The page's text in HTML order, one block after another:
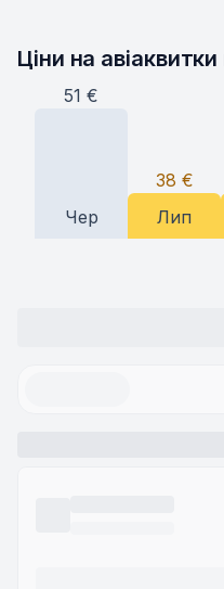
Ціни на
51 €
Чер
38 €
Лип